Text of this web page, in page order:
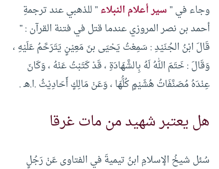
وجاء في ”سير أعلام النبلاء” للذهبي عند ترجمةِ
أحمد بن نصر المروزي عندما قتل في فتنة القرآن : ”
قَالَ ابْنُ الجُنَيْدِ : سَمِعْتُ يَحْيَى بنَ مَعِيْنٍ يَتَرَحَّمُ عَلَيْهِ ،
وَقَالَ : خَتَمَ اللهُ لَهُ بِالشَّهَادَةِ ، قَدْ كَتَبْتُ عَنْهُ ، وَكَانَ
عِنْدَهُ مُصَنَّفَاتُ هُشَيْمٍ كُلُّهَا ، وَعَنْ مَالِكٍ أَحَادِيْثُ .ا.هـ .
هل يعتبر شهيد من مات غرقا
سُئل شيخُ الإسلامِ ابنُ تيميةَ في الفتاوى عَنْ رَجُلٍ